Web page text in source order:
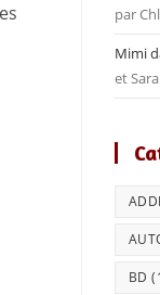
par
Mimi
et
BD